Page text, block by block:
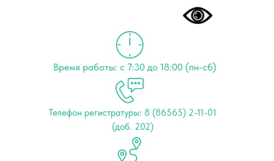
Время работы: с 7:30 до 18:00 (пн-сб)
Телефон регистратуры: 8 (86565) 2-11-01
(доб. 202)